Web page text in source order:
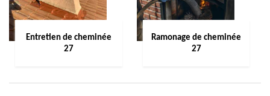
Entretien de cheminée
27
Ramonage de cheminée
27